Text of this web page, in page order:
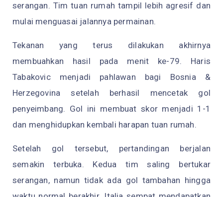
serangan. Tim tuan rumah tampil lebih agresif dan
mulai menguasai jalannya permainan.
Tekanan yang terus dilakukan akhirnya
membuahkan hasil pada menit ke-79. Haris
Tabakovic menjadi pahlawan bagi Bosnia &
Herzegovina setelah berhasil mencetak gol
penyeimbang. Gol ini membuat skor menjadi 1-1
dan menghidupkan kembali harapan tuan rumah.
Setelah gol tersebut, pertandingan berjalan
semakin terbuka. Kedua tim saling bertukar
serangan, namun tidak ada gol tambahan hingga